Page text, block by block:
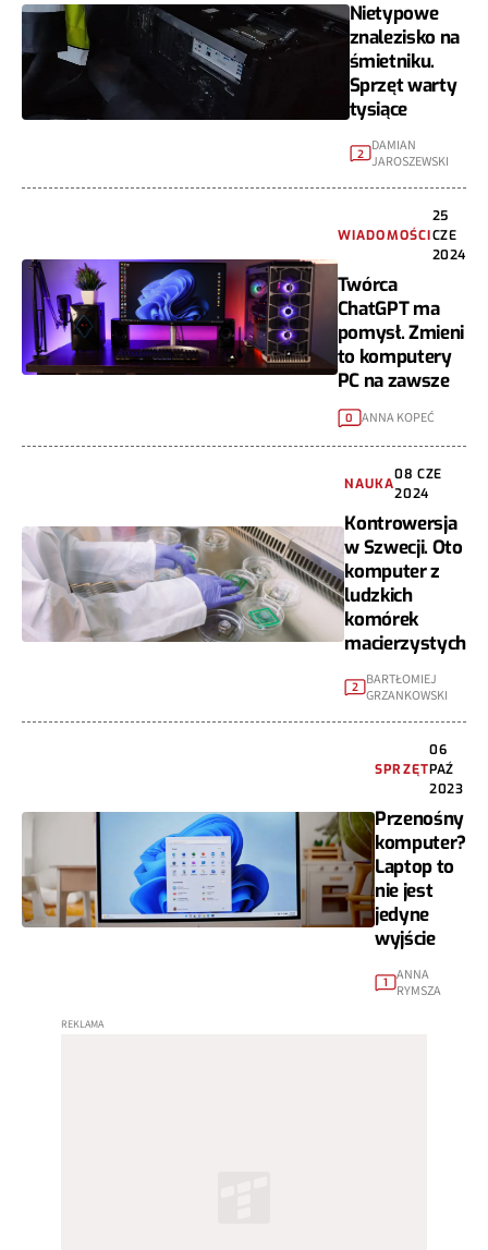
Nietypowe
znalezisko na
śmietniku.
Sprzęt warty
tysiące
2 DAMIAN
JAROSZEWSKI
WIADOMOŚCI
25
CZE
2024
Twórca
ChatGPT ma
pomysł. Zmieni
to komputery
PC na zawsze
0 ANNA KOPEĆ
NAUKA
08 CZE
2024
Kontrowersja
w Szwecji. Oto
komputer z
ludzkich
komórek
macierzystych
2
BARTŁOMIEJ
GRZANKOWSKI
SPRZĘT
06
PAŹ
2023
Przenośny
komputer?
Laptop to
nie jest
jedyne
wyjście
1
ANNA
RYMSZA